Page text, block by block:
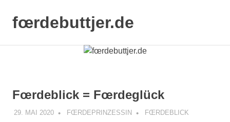
Inhalt
springen
fœrdebuttjer.de
Fœrdeblick = Fœrdeglück
29. MAI 2020 FŒRDEPRINZESSIN FŒRDEBLICK